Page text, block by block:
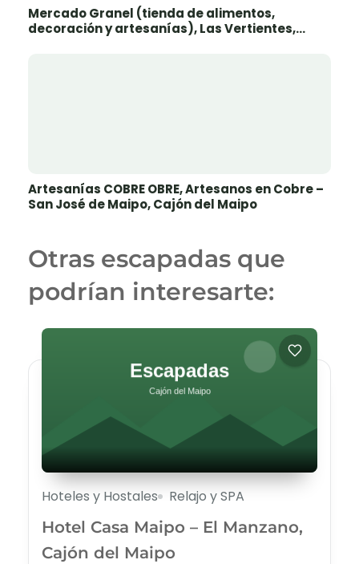
Mercado Granel (tienda de alimentos,
decoración y artesanías), Las Vertientes,
Artesanías COBRE OBRE, Artesanos en Cobre –
San José de Maipo, Cajón del Maipo
Otras escapadas que
podrían interesarte:
Hoteles y Hostales Relajo y SPA
Hotel Casa Maipo – El Manzano,
Cajón del Maipo